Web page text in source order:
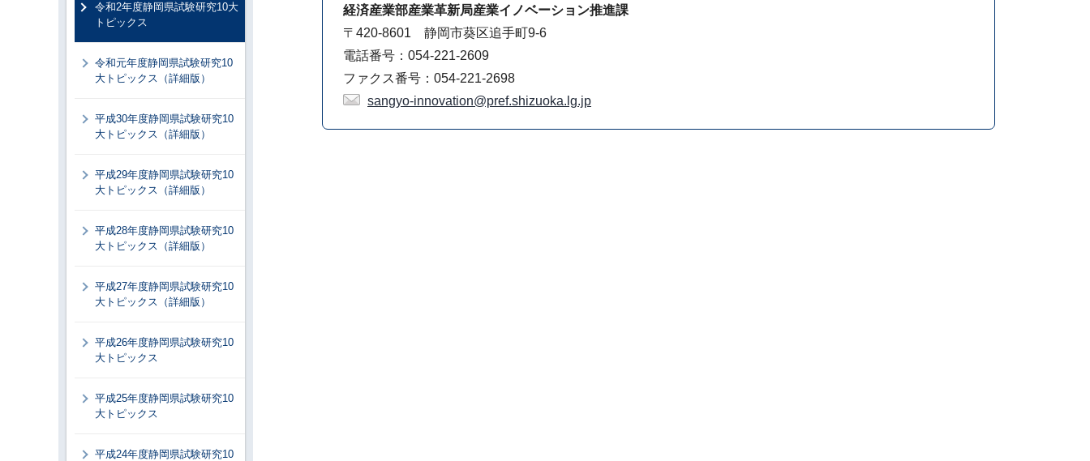
経済産業部産業革新局産業イノベーション推進課
〒420-8601 静岡市葵区追手町9-6
電話番号：054-221-2609
ファクス番号：054-221-2698
sangyo-innovation@pref.shizuoka.lg.jp
令和2年度静岡県試験研究10大
トピックス
令和元年度静岡県試験研究10
大トピックス（詳細版）
平成30年度静岡県試験研究10
大トピックス（詳細版）
平成29年度静岡県試験研究10
大トピックス（詳細版）
平成28年度静岡県試験研究10
大トピックス（詳細版）
平成27年度静岡県試験研究10
大トピックス（詳細版）
平成26年度静岡県試験研究10
大トピックス
平成25年度静岡県試験研究10
大トピックス
平成24年度静岡県試験研究10